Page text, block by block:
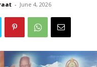
- June 4, 2026